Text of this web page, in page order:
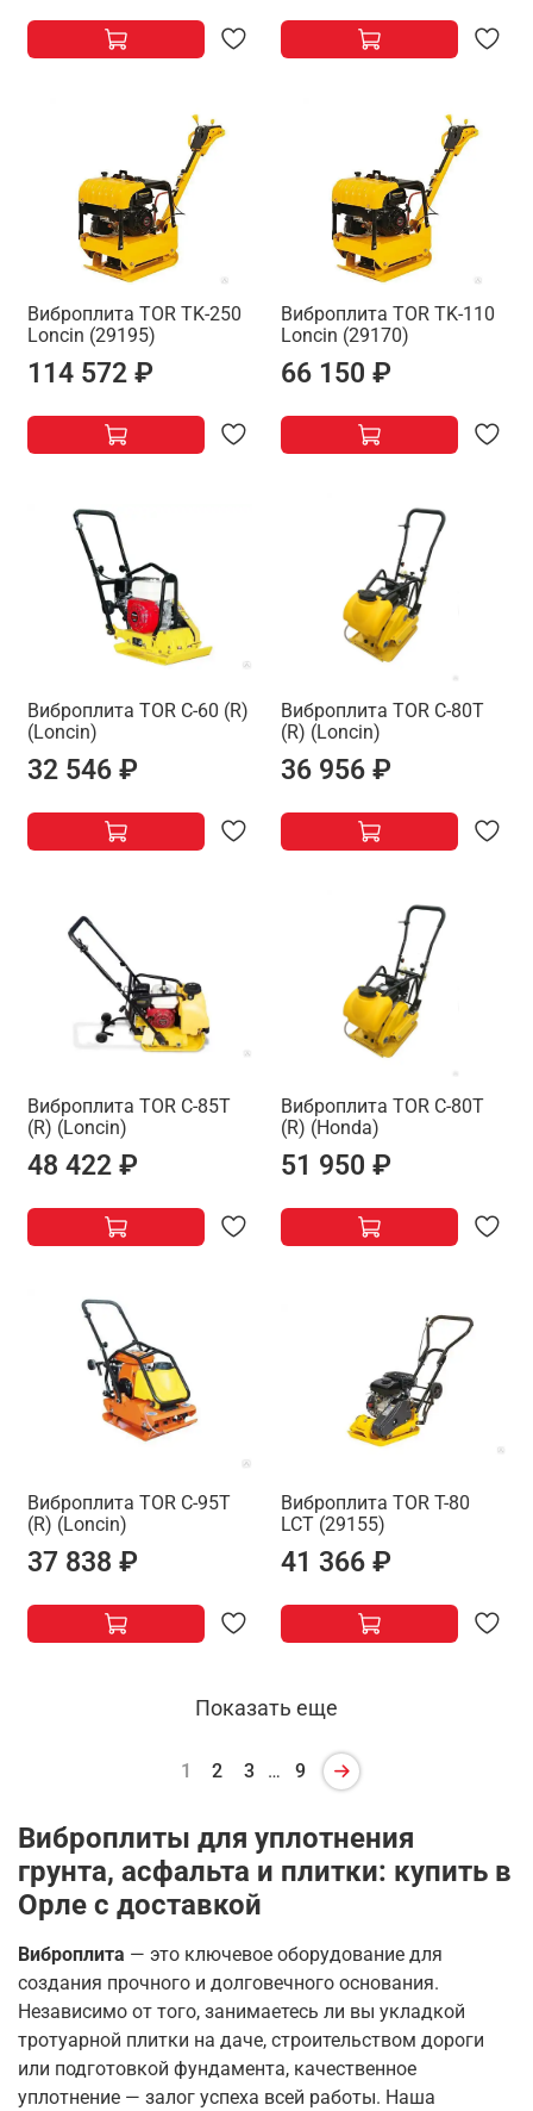
Виброплита TOR TK-250
Loncin (29195)
114 572 ₽
Виброплита TOR TK-110
Loncin (29170)
66 150 ₽
Виброплита TOR C-60 (R)
(Loncin)
32 546 ₽
Виброплита TOR C-80T
(R) (Loncin)
36 956 ₽
Виброплита TOR C-85T
(R) (Loncin)
48 422 ₽
Виброплита TOR C-80T
(R) (Honda)
51 950 ₽
Виброплита TOR C-95T
(R) (Loncin)
37 838 ₽
Виброплита TOR T-80
LCT (29155)
41 366 ₽
Показать еще
1 2 3 … 9
Виброплиты для уплотнения
грунта, асфальта и плитки: купить в
Орле с доставкой
Виброплита — это ключевое оборудование для
создания прочного и долговечного основания.
Независимо от того, занимаетесь ли вы укладкой
тротуарной плитки на даче, строительством дороги
или подготовкой фундамента, качественное
уплотнение — залог успеха всей работы. Наша